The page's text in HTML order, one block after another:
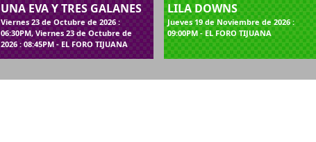
UNA EVA Y TRES GALANES
Viernes 23 de Octubre de 2026 :
06:30PM, Viernes 23 de Octubre de
2026 : 08:45PM - EL FORO TIJUANA
LILA DOWNS
Jueves 19 de Noviembre de 2026 :
09:00PM - EL FORO TIJUANA